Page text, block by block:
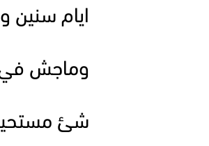
ايام
وماجش في
شئ